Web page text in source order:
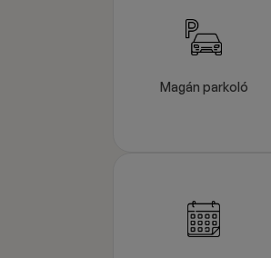
Magán parkoló